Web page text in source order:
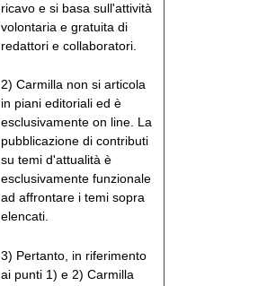
ricavo e si basa sull'attività
volontaria e gratuita di
redattori e collaboratori.
2) Carmilla non si articola
in piani editoriali ed è
esclusivamente on line. La
pubblicazione di contributi
su temi d'attualità è
esclusivamente funzionale
ad affrontare i temi sopra
elencati.
3) Pertanto, in riferimento
ai punti 1) e 2) Carmilla